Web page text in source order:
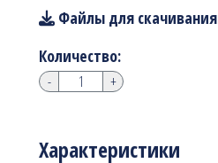
Характеристики
Файлы для скачивания
Количество:
- +